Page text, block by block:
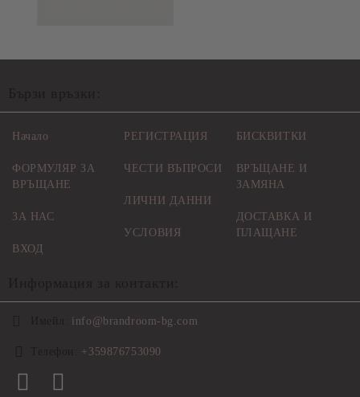
Начало
ФОРМУЛЯР ЗА
ВРЪЩАНЕ
ЗА НАС
ВХОД
РЕГИСТРАЦИЯ
ЧЕСТИ ВЪПРОСИ
ЛИЧНИ ДАННИ
УСЛОВИЯ
БИСКВИТКИ
ВРЪЩАНЕ И
ЗАМЯНА
ДОСТАВКА И
ПЛАЩАНЕ
info@brandroom-bg.com
+359876753090